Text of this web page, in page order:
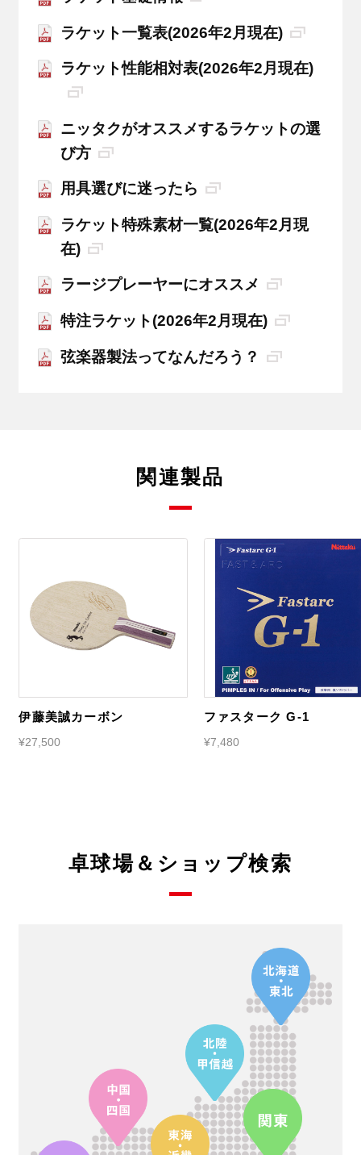
ラケット一覧表(2026年2月現在)
ラケット性能相対表(2026年2月現在)
ニッタクがオススメするラケットの選
び方
用具選びに迷ったら
ラケット特殊素材一覧(2026年2月現
在)
ラージプレーヤーにオススメ
特注ラケット(2026年2月現在)
弦楽器製法ってなんだろう？
関連製品
伊藤美誠カーボン
¥27,500
ファスターク G-1
¥7,480
卓球場＆ショップ検索